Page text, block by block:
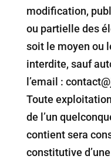
modification,
ou partielle des
soit le moyen ou
interdite, sauf
l’email :
Toute
de l’un
contient sera
constitutive